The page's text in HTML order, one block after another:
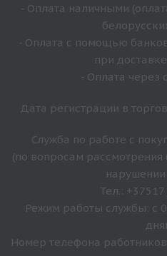
- Оплата наличными
- Оплата с помощью
при
- Оплата через
Дата регистрации в
Служба по работе с
(по вопросам
Тел.:
Режим работы службы: с
Номер телефона